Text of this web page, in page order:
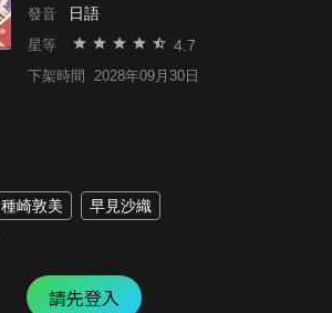
發音 日語
星等 4.7
下架時間 2028年09月30日
種崎敦美 早見沙織
請先登入